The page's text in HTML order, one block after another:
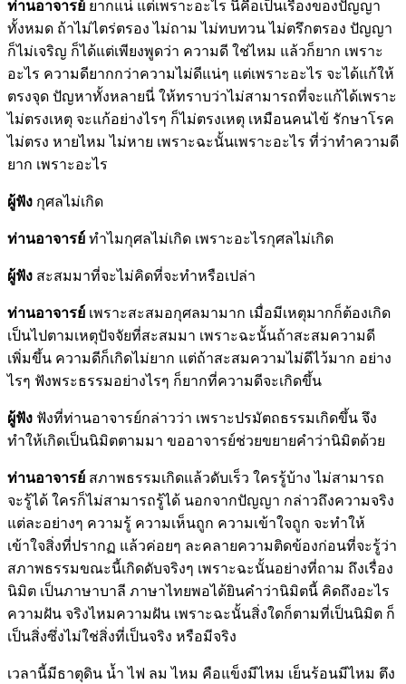
ท่านอาจารย์ ยากแน่ แต่เพราะอะไร นี่คือเป็นเรื่องของปัญญา
ทั้งหมด ถ้าไม่ไตร่ตรอง ไม่ถาม ไม่ทบทวน ไม่ตรึกตรอง ปัญญา
ก็ไม่เจริญ ก็ได้แต่เพียงพูดว่า ความดี ใช่ไหม แล้วก็ยาก เพราะ
อะไร ความดียากกว่าความไม่ดีแน่ๆ แต่เพราะอะไร จะได้แก้ให้
ตรงจุด ปัญหาทั้งหลายนี่ ให้ทราบว่าไม่สามารถที่จะแก้ได้เพราะ
ไม่ตรงเหตุ จะแก้อย่างไรๆ ก็ไม่ตรงเหตุ เหมือนคนไข้ รักษาโรค
ไม่ตรง หายไหม ไม่หาย เพราะฉะนั้นเพราะอะไร ที่ว่าทำความดี
ยาก เพราะอะไร
ผู้ฟัง กุศลไม่เกิด
ท่านอาจารย์ ทำไมกุศลไม่เกิด เพราะอะไรกุศลไม่เกิด
ผู้ฟัง สะสมมาที่จะไม่คิดที่จะทำหรือเปล่า
ท่านอาจารย์ เพราะสะสมอกุศลมามาก เมื่อมีเหตุมากก็ต้องเกิด
เป็นไปตามเหตุปัจจัยที่สะสมมา เพราะฉะนั้นถ้าสะสมความดี
เพิ่มขึ้น ความดีก็เกิดไม่ยาก แต่ถ้าสะสมความไม่ดีไว้มาก อย่าง
ไรๆ ฟังพระธรรมอย่างไรๆ ก็ยากที่ความดีจะเกิดขึ้น
ผู้ฟัง ฟังที่ท่านอาจารย์กล่าวว่า เพราะปรมัตถธรรมเกิดขึ้น จึง
ทำให้เกิดเป็นนิมิตตามมา ขออาจารย์ช่วยขยายคำว่านิมิตด้วย
ท่านอาจารย์ สภาพธรรมเกิดแล้วดับเร็ว ใครรู้บ้าง ไม่สามารถ
จะรู้ได้ ใครก็ไม่สามารถรู้ได้ นอกจากปัญญา กล่าวถึงความจริง
แต่ละอย่างๆ ความรู้ ความเห็นถูก ความเข้าใจถูก จะทำให้
เข้าใจสิ่งที่ปรากฏ แล้วค่อยๆ ละคลายความติดข้องก่อนที่จะรู้ว่า
สภาพธรรมขณะนี้เกิดดับจริงๆ เพราะฉะนั้นอย่างที่ถาม ถึงเรื่อง
นิมิต เป็นภาษาบาลี ภาษาไทยพอได้ยินคำว่านิมิตนี้ คิดถึงอะไร
ความฝัน จริงไหมความฝัน เพราะฉะนั้นสิ่งใดก็ตามที่เป็นนิมิต ก็
เป็นสิ่งซึ่งไม่ใช่สิ่งที่เป็นจริง หรือมีจริง
เวลานี้มีธาตุดิน น้ำ ไฟ ลม ไหม คือแข็งมีไหม เย็นร้อนมีไหม ตึง